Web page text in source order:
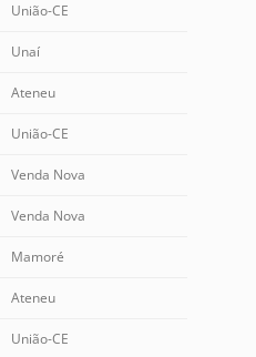
União-CE
Unaí
Ateneu
União-CE
Venda Nova
Venda Nova
Mamoré
Ateneu
União-CE